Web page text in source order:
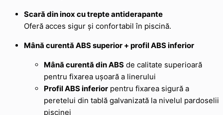
Scară din inox cu trepte antiderapante
Oferă acces sigur și confortabil în piscină.
Mână curentă ABS superior + profil ABS inferior
Mână curentă din ABS de calitate superioară
pentru fixarea ușoară a linerului
Profil ABS inferior pentru fixarea sigură a
peretelui din tablă galvanizată la nivelul pardoselii
piscinei